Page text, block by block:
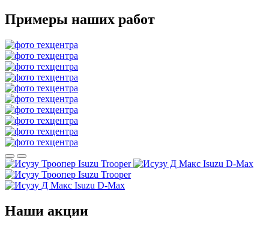
Примеры наших работ
Isuzu Trooper
Isuzu D-Max
Isuzu Trooper
Isuzu D-Max
Наши акции